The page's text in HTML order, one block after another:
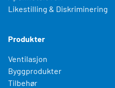
Likestilling & Diskriminering
Produkter
Ventilasjon
Byggprodukter
Tilbehør